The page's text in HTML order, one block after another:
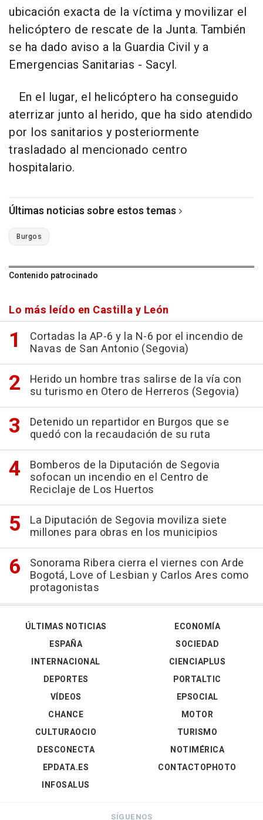
ubicación exacta de la víctima y movilizar el
helicóptero de rescate de la Junta. También
se ha dado aviso a la Guardia Civil y a
Emergencias Sanitarias - Sacyl.
En el lugar, el helicóptero ha conseguido
aterrizar junto al herido, que ha sido atendido
por los sanitarios y posteriormente
trasladado al mencionado centro
hospitalario.
Últimas noticias sobre estos temas
Burgos
Contenido patrocinado
Lo más leído en Castilla y León
Cortadas la AP-6 y la N-6 por el incendio de
Navas de San Antonio (Segovia)
Herido un hombre tras salirse de la vía con
su turismo en Otero de Herreros (Segovia)
Detenido un repartidor en Burgos que se
quedó con la recaudación de su ruta
Bomberos de la Diputación de Segovia
sofocan un incendio en el Centro de
Reciclaje de Los Huertos
La Diputación de Segovia moviliza siete
millones para obras en los municipios
Sonorama Ribera cierra el viernes con Arde
Bogotá, Love of Lesbian y Carlos Ares como
protagonistas
ÚLTIMAS NOTICIAS
ESPAÑA
INTERNACIONAL
DEPORTES
VÍDEOS
ECONOMÍA
SOCIEDAD
CIENCIAPLUS
PORTALTIC
EPSOCIAL
CHANCE
CULTURAOCIO
DESCONECTA
EPDATA.ES
INFOSALUS
MOTOR
TURISMO
NOTIMÉRICA
CONTACTOPHOTO
SÍGUENOS